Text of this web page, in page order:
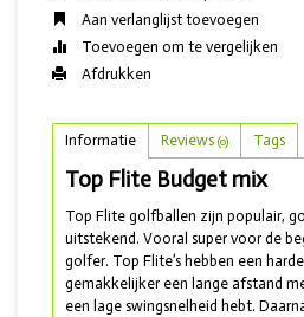
Aan verlanglijst toevoegen
Toevoegen om te vergelijken
Afdrukken
Informatie Reviews (0) Tags
Top Flite Budget mix
Top Flite golfballen zijn populair,
uitstekend. Vooral super voor de
golfer. Top Flite’s hebben een
gemakkelijker een lange afstand
een lage swingsnelheid hebt.